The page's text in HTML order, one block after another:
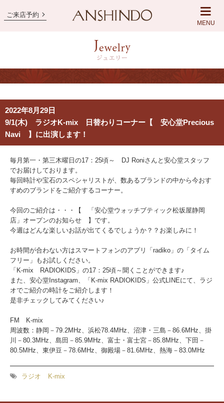
ご来店予約
MENU
2022年8月29日
9/1(木) ラジオK-mix 日替わりコーナー【 安心堂Precious
Navi 】に出演します！
毎月第一・第三木曜日の17：25頃～ DJ Roniさんと安心堂スタッフ
でお届けしております。
毎回時計や宝石のスペシャリストが、数あるブランドの中から今おす
すめのブランドをご紹介するコーナー。
今回のご紹介は・・・【 「安心堂ウォッチブティック松坂屋静岡
店」オープンのお知らせ 】です。
今週はどんな楽しいお話が出てくるでしょうか？？お楽しみに！
お時間が合わない方はスマートフォンのアプリ「radiko」の「タイム
フリー」もお試しください。
「K-mix RADIOKIDS」の17：25頃～聞くことができます♪
また、安心堂Instagram、「K-mix RADIOKIDS」公式LINEにて、ラジ
オでご紹介の時計をご紹介します！
是非チェックしてみてください♪
FM K-mix
周波数：静岡－79.2MHz、浜松78.4MHz、沼津・三島－86.6MHz、掛
川－80.3MHz、島田－85.9MHz、富士・富士宮－85.8MHz、下田－
80.5MHz、東伊豆－78.6MHz、御殿場－81.6MHz、熱海－83.0MHz
ラジオ K-mix